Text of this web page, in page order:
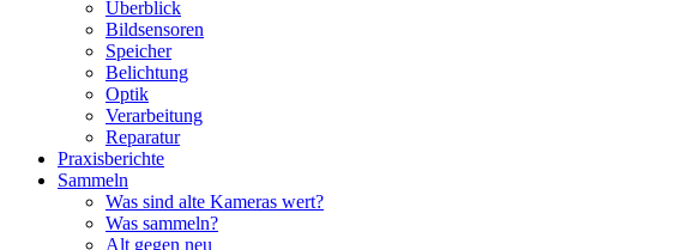
Überblick
Bildsensoren
Speicher
Belichtung
Optik
Verarbeitung
Reparatur
Praxisberichte
Sammeln
Was sind alte Kameras wert?
Was sammeln?
Alt gegen neu